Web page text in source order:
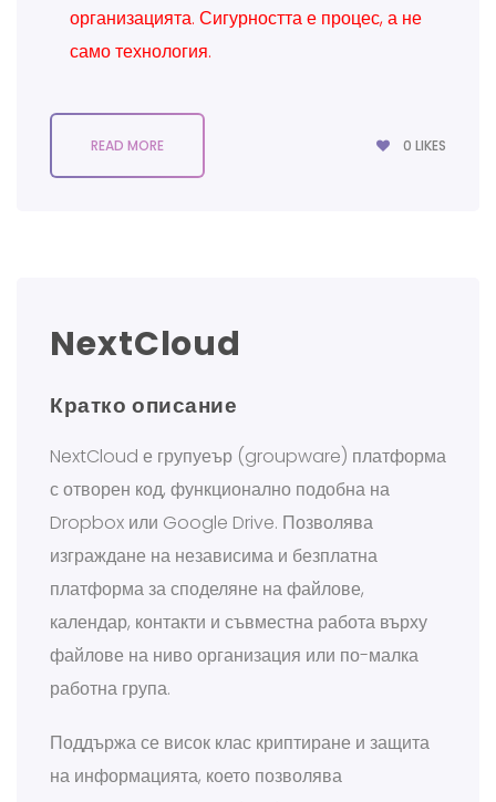
организацията. Сигурността е процес, а не
само технология.
READ MORE 0 LIKES
NextCloud
Кратко описание
NextCloud е групуеър (groupware) платформа
с отворен код, функционално подобна на
Dropbox или Google Drive. Позволява
изграждане на независима и безплатна
платформа за споделяне на файлове,
календар, контакти и съвместна работа върху
файлове на ниво организация или по-малка
работна група.
Поддържа се висок клас криптиране и защита
на информацията, което позволява